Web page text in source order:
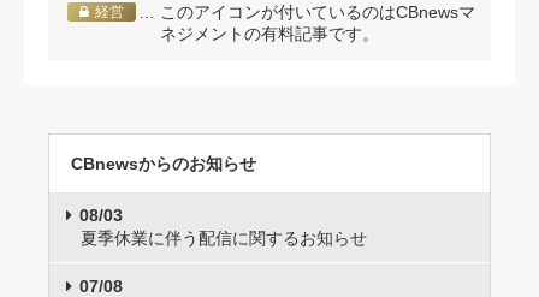
経営
… このアイコンが付いているのはCBnewsマ
ネジメントの有料記事です。
CBnewsからのお知らせ
08/03
夏季休業に伴う配信に関するお知らせ
07/08